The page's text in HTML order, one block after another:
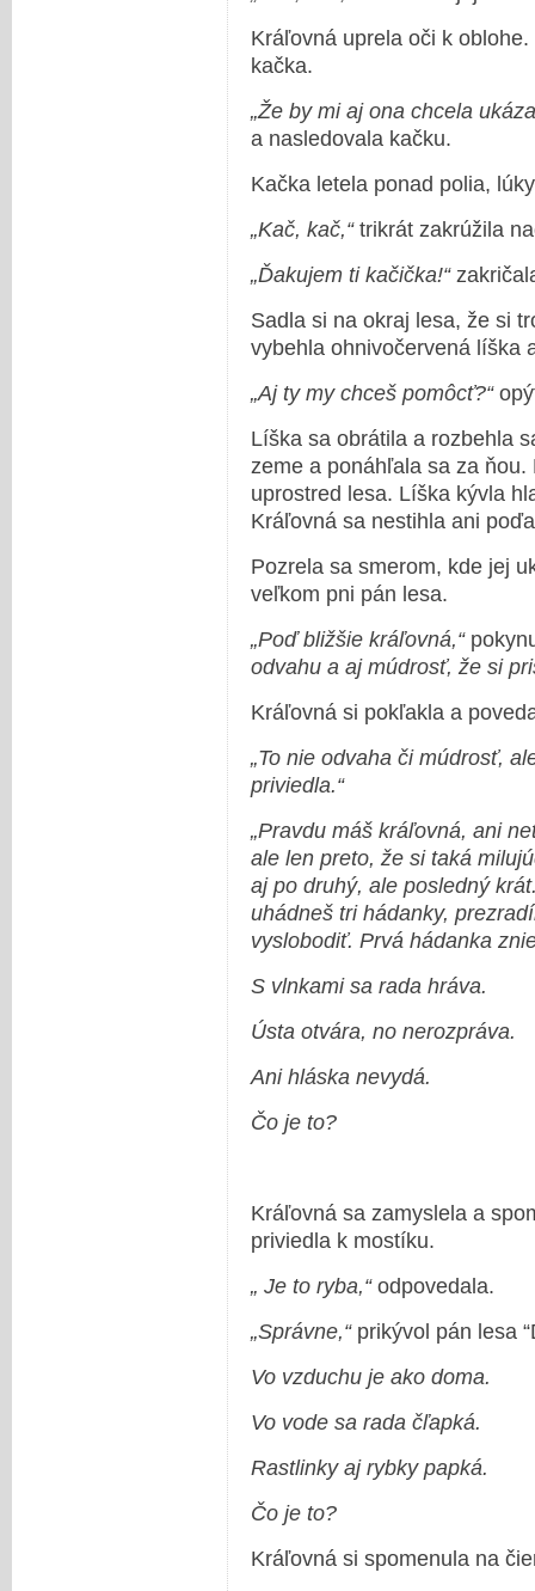
Kráľovná uprela oči k
kačka.
„Že by mi aj ona chcela
a nasledovala kačku.
Kačka letela ponad polia,
„Kač, kač,“trikrát zakrúžila
„Ďakujem ti kačička!“
Sadla si na okraj lesa, že si
vybehla ohnivočervená líška
„Aj ty my chceš pomôcť?“
Líška sa obrátila a rozbehla
zeme a ponáhľala sa za
uprostred lesa. Líška kývla
Kráľovná sa nestihla ani
Pozrela sa smerom, kde jej
veľkom pni pán lesa.
„Poď bližšie kráľovná,“
odvahu a aj múdrosť, že si
Kráľovná si pokľakla a
„To nie odvaha či múdrosť,
priviedla.“
„Pravdu máš kráľovná, ani
ale len preto, že si taká
aj po druhý, ale posledný
uhádneš tri hádanky,
vyslobodiť. Prvá hádanka
S vlnkami sa rada hráva.
Ústa otvára, no nerozpráva.
Ani hláska nevydá.
Čo je to?
Kráľovná sa zamyslela a
priviedla k mostíku.
„ Je to ryba,“odpovedala.
„Správne,“prikývol pán lesa
Vo vzduchu je ako doma.
Vo vode sa rada čľapká.
Rastlinky aj rybky papká.
Čo je to?
Kráľovná si spomenula na